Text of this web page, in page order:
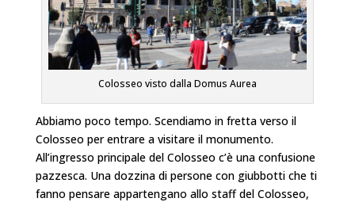
Colosseo visto dalla Domus Aurea
Abbiamo poco tempo. Scendiamo in fretta verso il
Colosseo per entrare a visitare il monumento.
All’ingresso principale del Colosseo c’è una confusione
pazzesca. Una dozzina di persone con giubbotti che ti
fanno pensare appartengano allo staff del Colosseo,